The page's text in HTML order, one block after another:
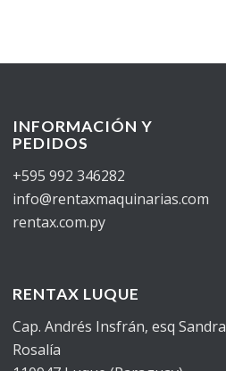
INFORMACIÓN Y
PEDIDOS
+595 992 346282
info@rentaxmaquinarias.com
rentax.com.py
RENTAX LUQUE
Cap. Andrés Insfrán, esq Sandra
Rosalía